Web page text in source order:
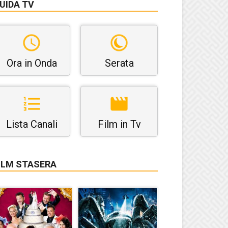
TV
Ora in Onda Serata
Lista Canali Film in Tv
STASERA